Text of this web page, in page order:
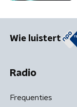
Wie luistert
Radio
Frequenties